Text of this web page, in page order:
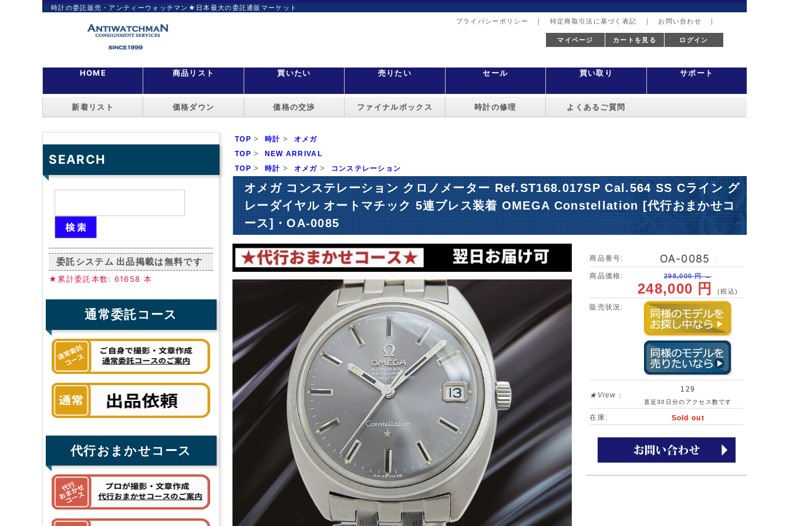
時計の委託販売・アンティーウォッチマン★日本最大の委託通販マーケット
プライバシーポリシー
｜ 特定商取引法に基づく表記 ｜ お問い合わせ ｜
ログイン
カートを見る
マイページ
HOME 商品リスト 買いたい 売りたい セール 買い取り サポート
新着リスト 価格ダウン 価格の交渉 ファイナルボックス 時計の修理 よくあるご質問
TOP > 時計 >
オメガ
TOP >
NEW ARRIVAL
TOP > 時計 > オメガ > コンステレーション
オメガ コンステレーション クロノメーター Ref.ST168.017SP Cal.564 SS Cライン グ
レーダイヤル オートマチック 5連ブレス装着 OMEGA Constellation [代行おまかせコ
ース]・OA-0085
商品番号: OA-0085 ･
商品価格: 298,000 円 →
248,000 円(税込)
販売状況:
★View ：
129
直近30日分のアクセス数です
在庫: Sold out
SEARCH
委託システム 出品掲載は無料です
★累計委託本数: 61658 本
通常委託コース
代行おまかせコース